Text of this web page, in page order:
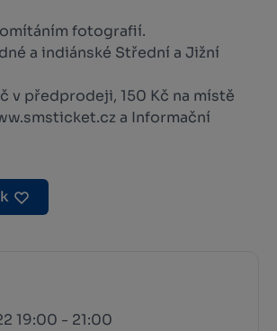
fotografií.
a indiánské Střední a Jižní
v předprodeji, 150 Kč na místě
a Informační
19:00 - 21:00